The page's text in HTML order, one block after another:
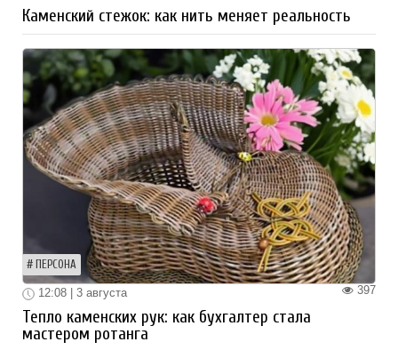
Каменский стежок: как нить меняет реальность
ПЕРСОНА
397
12:08 | 3 августа
Тепло каменских рук: как бухгалтер стала
мастером ротанга